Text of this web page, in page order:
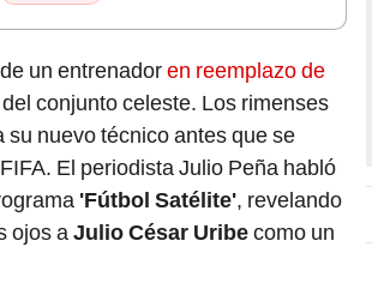
un entrenadoren reemplazo de
conjunto celeste. Los rimenses
nuevo técnico antes que se
El periodista Julio Peña habló
'Fútbol Satélite', revelando
ojos aJulio César Uribecomo un